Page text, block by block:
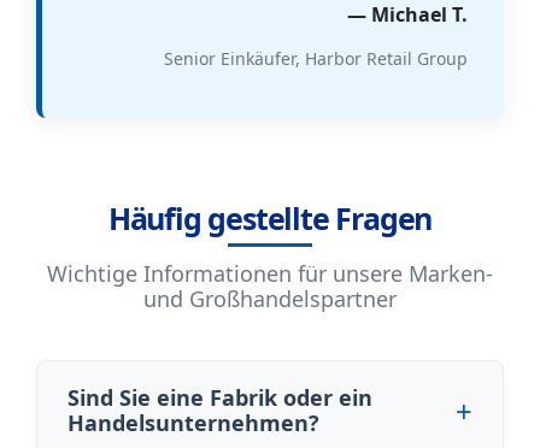
— Michael T.
Senior Einkäufer, Harbor Retail Group
Häufig gestellte Fragen
Wichtige Informationen für unsere Marken-
und Großhandelspartner
Sind Sie eine Fabrik oder ein
Handelsunternehmen?